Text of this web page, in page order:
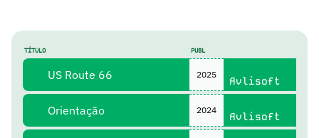
TÍTULO PUBL
US Route 66 2025
Avlisoft
Orientação 2024
Avlisoft